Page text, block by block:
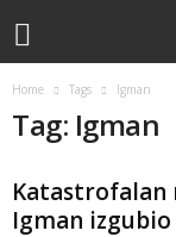
Home Tags Igman
Tag: Igman
Katastrofalan
Igman